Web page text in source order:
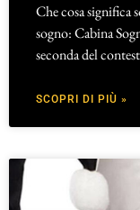
Che cosa significa
sogno: Cabina
seconda del
SCOPRI DI PIÙ »